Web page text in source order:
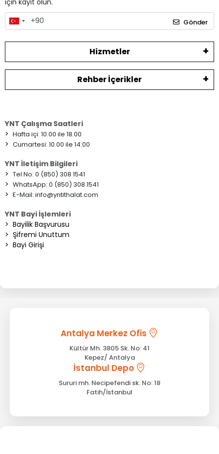
için kayıt olun.
Gönder
Hizmetler
Rehber İçerikler
YNT Çalışma Saatleri
> Hafta içi: 10.00 ile 18.00
> Cumartesi: 10.00 ile 14.00
YNT İletişim Bilgileri
> Tel No: 0 (850) 308 1541
> WhatsApp: 0 (850) 308 1541
> E-Mail: info@yntithalat.com
YNT Bayi İşlemleri
> Bayilik Başvurusu
> Şifremi Unuttum
> Bayi Girişi
Antalya Merkez Ofis
Kültür Mh. 3805 Sk. No: 41
Kepez/ Antalya
İstanbul Depo
Sururi mh. Necipefendi sk. No: 18
Fatih/İstanbul